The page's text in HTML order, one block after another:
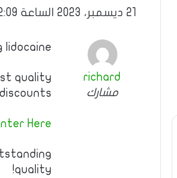
21 ديسمبر، 2023 الساعة 2:09 م
richard
مشارك
lidocaine
quality
Here!
quality!